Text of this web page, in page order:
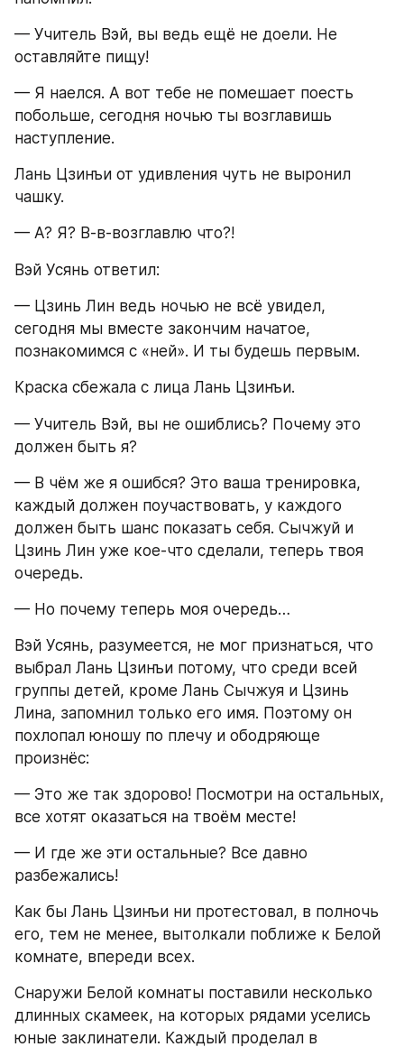
— Учитель Вэй, вы ведь ещё не доели. Не
оставляйте пищу!
— Я наелся. А вот тебе не помешает поесть
побольше, сегодня ночью ты возглавишь
наступление.
Лань Цзинъи от удивления чуть не выронил
чашку.
— А? Я? В-в-возглавлю что?!
Вэй Усянь ответил:
— Цзинь Лин ведь ночью не всё увидел,
сегодня мы вместе закончим начатое,
познакомимся с «ней». И ты будешь первым.
Краска сбежала с лица Лань Цзинъи.
— Учитель Вэй, вы не ошиблись? Почему это
должен быть я?
— В чём же я ошибся? Это ваша тренировка,
каждый должен поучаствовать, у каждого
должен быть шанс показать себя. Сычжуй и
Цзинь Лин уже кое-что сделали, теперь твоя
очередь.
— Но почему теперь моя очередь…
Вэй Усянь, разумеется, не мог признаться, что
выбрал Лань Цзинъи потому, что среди всей
группы детей, кроме Лань Сычжуя и Цзинь
Лина, запомнил только его имя. Поэтому он
похлопал юношу по плечу и ободряюще
произнёс:
— Это же так здорово! Посмотри на остальных,
все хотят оказаться на твоём месте!
— И где же эти остальные? Все давно
разбежались!
Как бы Лань Цзинъи ни протестовал, в полночь
его, тем не менее, вытолкали поближе к Белой
комнате, впереди всех.
Снаружи Белой комнаты поставили несколько
длинных скамеек, на которых рядами уселись
юные заклинатели. Каждый проделал в